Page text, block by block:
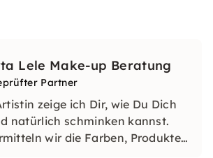
Lele Make-up Beratung
Partner
zeige ich Dir, wie Du Dich
natürlich schminken kannst.
wir die Farben, Produkte